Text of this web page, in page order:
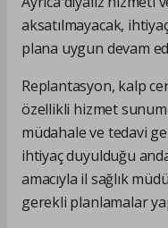
aksatılmayacak,
plana uygun devam
Replantasyon, kalp
özellikli hizmet
müdahale ve tedavi
ihtiyaç duyulduğu
amacıyla il sağlık
gerekli planlamalar